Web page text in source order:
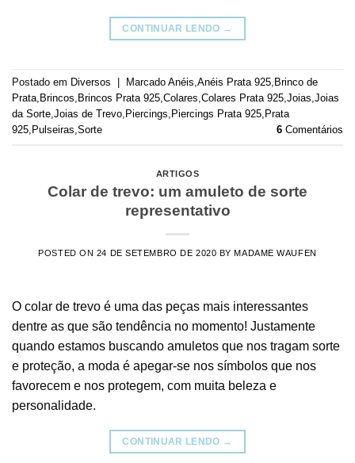
CONTINUAR LENDO →
Postado em Diversos Marcado Anéis,Anéis Prata 925, Brinco de
Prata, Brincos, Brincos Prata 925,Colares,Colares Prata 925,Joias,Joias
da Sorte,Joias de Trevo, Piercings, Piercings Prata 925, Prata
925, Pulseiras,Sorte 6 Comentários
ARTIGOS
Colar de trevo: um amuleto de sorte
representativo
POSTED ON 24 DE SETEMBRO DE 2020 BY MADAME WAUFEN
O colar de trevo é uma das peças mais interessantes
dentre as que são tendência no momento! Justamente
quando estamos buscando amuletos que nos tragam sorte
e proteção, a moda é apegar-se nos símbolos que nos
favorecem e nos protegem, com muita beleza e
personalidade.
CONTINUAR LENDO →